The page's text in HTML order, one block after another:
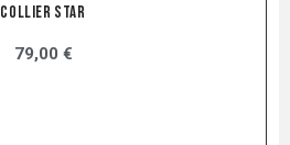
Collier Star
79,00 €